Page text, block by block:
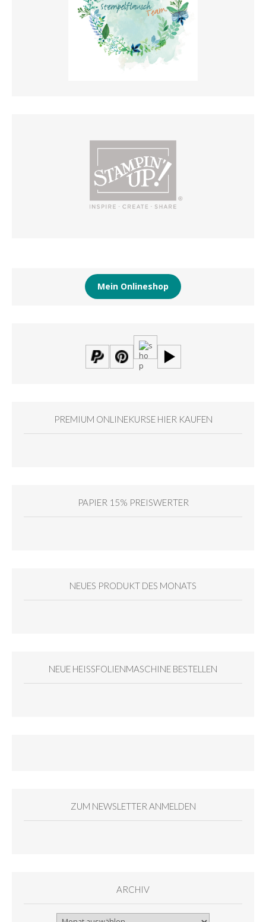
Mein Onlineshop
PREMIUM ONLINEKURSE HIER KAUFEN
PAPIER 15% PREISWERTER
NEUES PRODUKT DES MONATS
NEUE HEISSFOLIENMASCHINE BESTELLEN
ZUM NEWSLETTER ANMELDEN
ARCHIV
Archiv